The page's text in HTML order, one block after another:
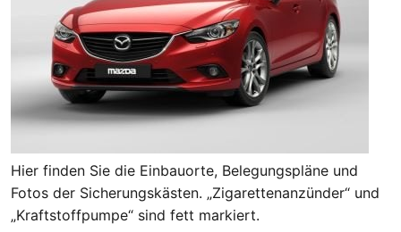
Hier finden Sie die Einbauorte, Belegungspläne und
Fotos der Sicherungskästen. „Zigarettenanzünder“ und
„Kraftstoffpumpe“ sind fett markiert.